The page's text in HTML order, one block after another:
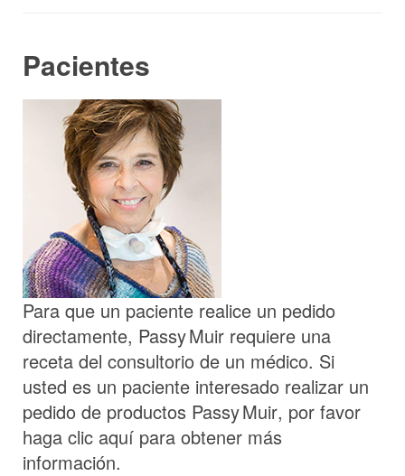
Pacientes
Para que un paciente realice un pedido
directamente, Passy Muir requiere una
receta del consultorio de un médico. Si
usted es un paciente interesado realizar un
pedido de productos Passy Muir, por favor
haga clic aquí para obtener más
información.